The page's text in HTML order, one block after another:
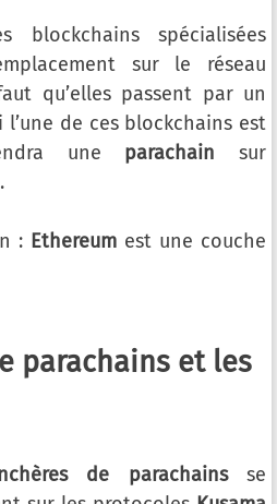
blockchains spécialisées
sur le réseau
qu’elles passent par un
l’une de ces blockchains est
une parachainsur
: Ethereum est une couche
parachains et les
de parachainsse